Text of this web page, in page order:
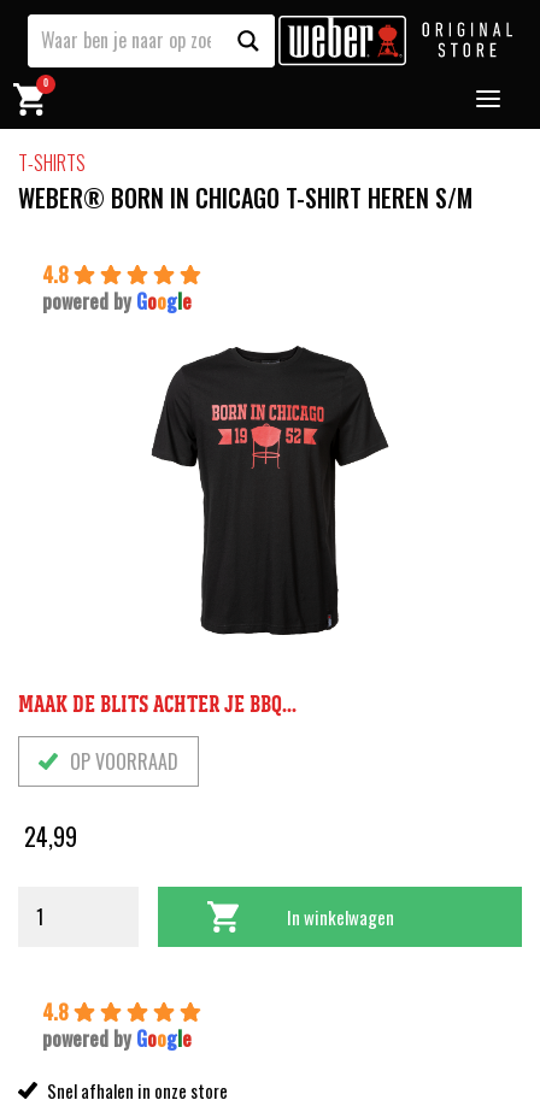
0
T-SHIRTS
WEBER® BORN IN CHICAGO T-SHIRT HEREN S/M
4.8
powered by Google
MAAK DE BLITS ACHTER JE BBQ...
OP VOORRAAD
24,99
In winkelwagen
4.8
powered by Google
Snel afhalen in onze store